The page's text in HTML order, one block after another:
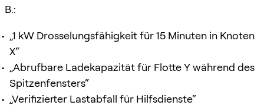
B.:
„1 kW Drosselungsfähigkeit für 15 Minuten in Knoten
X“
„Abrufbare Ladekapazität für Flotte Y während des
Spitzenfensters“
„Verifizierter Lastabfall für Hilfsdienste“